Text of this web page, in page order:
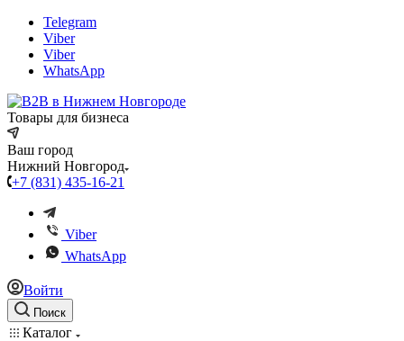
Telegram
Viber
Viber
WhatsApp
Товары для бизнеса
Ваш город
Нижний Новгород
+7 (831) 435-16-21
Viber
WhatsApp
Войти
Поиск
Каталог